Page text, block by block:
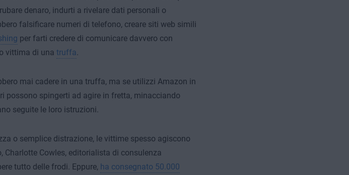
denaro, indurti a rivelare dati personali o
falsificare numeri di telefono, creare siti web simili
per farti credere di comunicare davvero con
vittima di una truffa.
mai cadere in una truffa, ma se utilizzi Amazon in
possono spingerti ad agire in fretta, minacciando
seguite le loro istruzioni.
o semplice distrazione, le vittime spesso agiscono
Charlotte Cowles, editorialista di consulenza
tutto delle frodi. Eppure, ha consegnato 50.000